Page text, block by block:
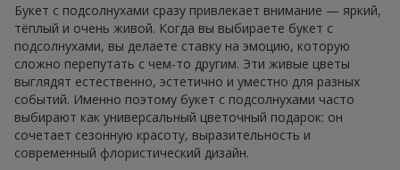
Букет с подсолнухами сразу привлекает внимание — яркий,
тёплый и очень живой. Когда вы выбираете букет с
подсолнухами, вы делаете ставку на эмоцию, которую
сложно перепутать с чем-то другим. Эти живые цветы
выглядят естественно, эстетично и уместно для разных
событий. Именно поэтому букет с подсолнухами часто
выбирают как универсальный цветочный подарок: он
сочетает сезонную красоту, выразительность и
современный флористический дизайн.